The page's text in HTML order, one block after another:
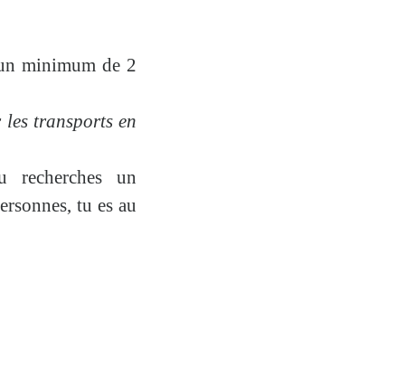
minimum de 2
transports en
un
tu es au